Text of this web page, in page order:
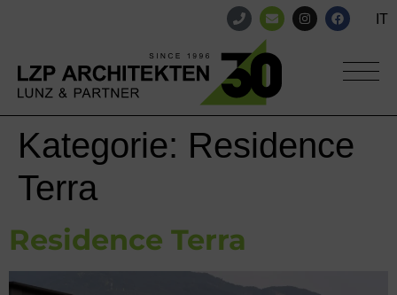
IT
Kategorie: Residence
Terra
Residence Terra